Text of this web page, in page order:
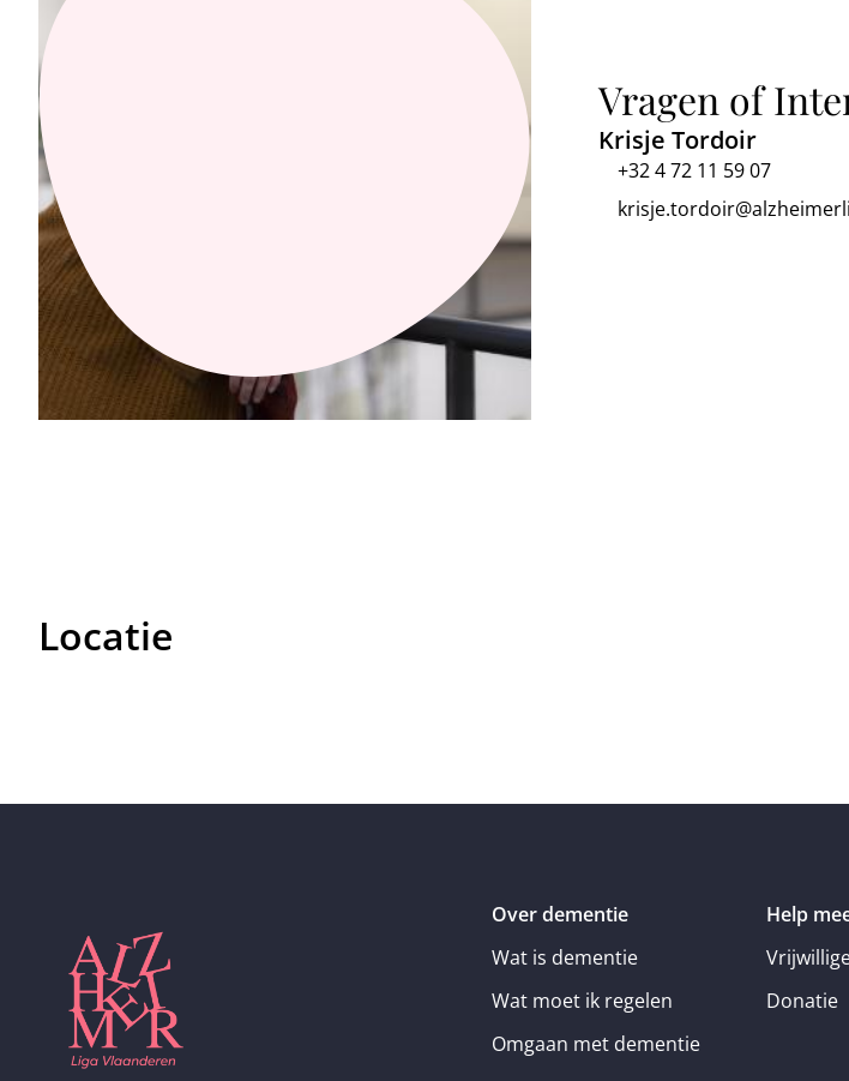
Vragen of
Krisje Tordoir
+32 4 72 11 59 07
Locatie
Over dementie
Wat is dementie
Wat moet ik regelen
Omgaan met dementie
Help
Donatie